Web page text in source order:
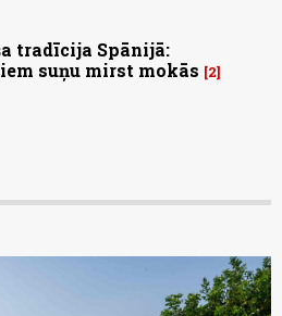
tradīcija Spānijā:
suņu mirst mokās
2